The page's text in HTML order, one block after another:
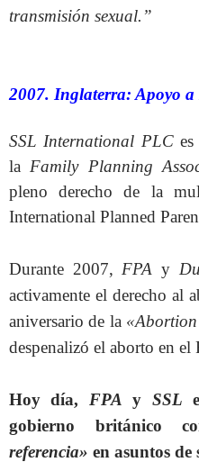
transmisión sexual.”
2007. Inglaterra: Apoyo
SSL International PLCes
la Family Planning
pleno derecho de la
International Planned
Durante 2007, FPA y
activamente el derecho al
aniversario de la
despenalizó el aborto en
Hoy día, FPA y SSL
gobierno británico
referencia» en asuntos de